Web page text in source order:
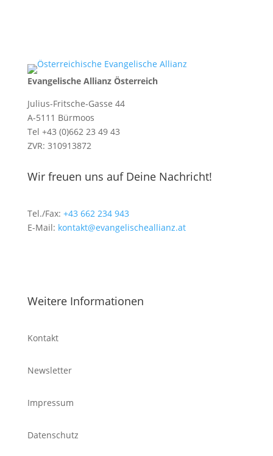
Evangelische Allianz Österreich
Julius-Fritsche-Gasse 44
A-5111 Bürmoos
Tel +43 (0)662 23 49 43
ZVR: 310913872
Wir freuen uns auf Deine Nachricht!
Tel./Fax: +43 662 234 943
E-Mail: kontakt@evangelischeallianz.at
Weitere Informationen
Kontakt
Newsletter
Impressum
Datenschutz